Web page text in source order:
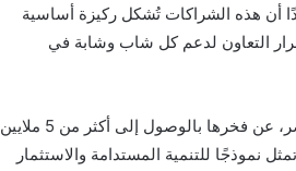
أن هذه الشراكات تُشكل ركيزة أساسية
التعاون لدعم كل شاب وشابة في
من جانبها، أعربت الدكتورة فيفيان ثابت، المدير التنفيذي لمؤسسة كير مصر، عن فخرها بالوصول إلى أكثر من 5 ملايين
أن المبادرة تمثل نموذجًا للتنمية المستدامة والاستثمار